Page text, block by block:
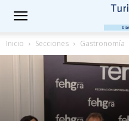
Inicio Secciones Gastronomía